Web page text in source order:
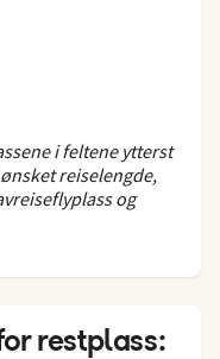
i feltene ytterst
reiselengde,
og
restplass: